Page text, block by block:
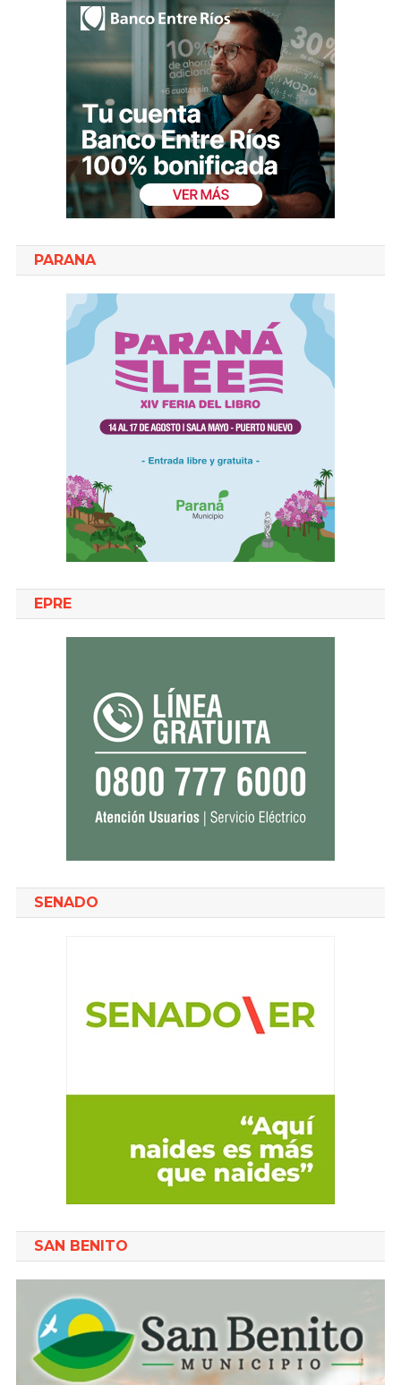
PARANA
EPRE
SENADO
SAN BENITO